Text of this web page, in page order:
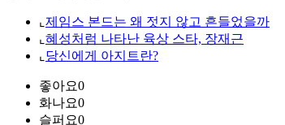
⌞ 제임스 본드는 왜 젓지 않고 흔들었을까
⌞ 혜성처럼 나타난 육상 스타, 장재근
⌞ 당신에게 아지트란?
좋아요0
화나요0
슬퍼요0